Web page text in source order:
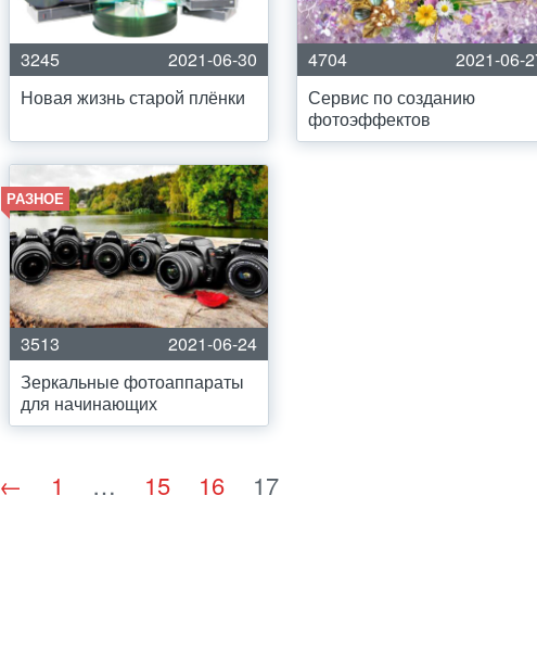
3245
2021-06-30
Новая жизнь старой плёнки
4704
2021-06-
Сервис по созданию
фотоэффектов
РАЗНОЕ
3513
2021-06-24
Зеркальные фотоаппараты
для начинающих
← 1 … 15 16 17